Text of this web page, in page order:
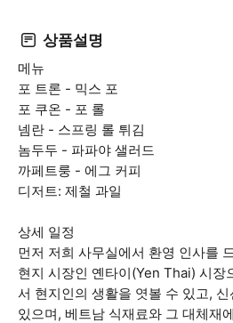
상품설명
메뉴
포 트론 - 믹스 포
포 쿠온 - 포 롤
넴란 - 스프링 롤 튀김
놈두두 - 파파야 샐러드
까페트룽 - 에그 커피
디저트: 제철 과일
상세 일정
먼저 저희 사무실에서 환영 인사를
현지 시장인 옌타이(Yen Thai) 시장
서 현지인의 생활을 엿볼 수 있고,
있으며, 베트남 식재료와 그 대체재